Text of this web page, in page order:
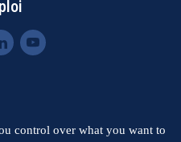
du site
control over what you want to